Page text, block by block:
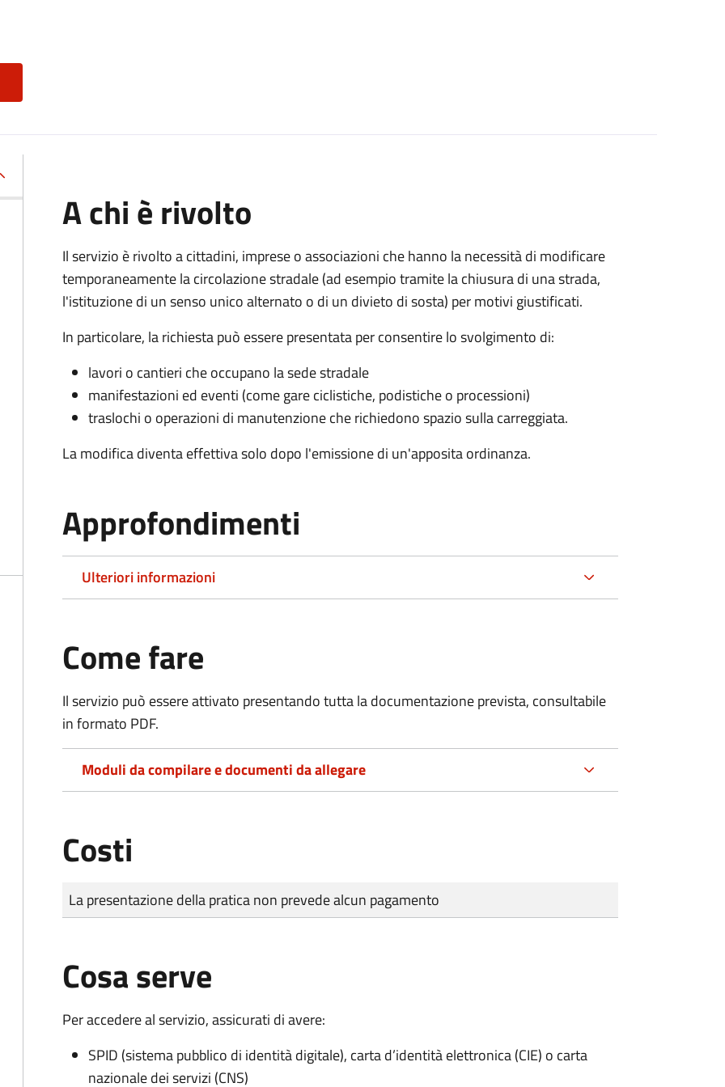
A chi è rivolto
Il servizio è rivolto a cittadini, imprese o associazioni che hanno la necessità di modificare
temporaneamente la circolazione stradale (ad esempio tramite la chiusura di una strada,
l'istituzione di un senso unico alternato o di un divieto di sosta) per motivi giustificati.
In particolare, la richiesta può essere presentata per consentire lo svolgimento di:
lavori o cantieri che occupano la sede stradale
manifestazioni ed eventi (come gare ciclistiche, podistiche o processioni)
traslochi o operazioni di manutenzione che richiedono spazio sulla carreggiata.
La modifica diventa effettiva solo dopo l'emissione di un'apposita ordinanza.
Approfondimenti
Ulteriori informazioni
Come fare
Il servizio può essere attivato presentando tutta la documentazione prevista, consultabile
in formato PDF.
Moduli da compilare e documenti da allegare
Costi
Tipo di pagamento
Importo
La presentazione della pratica non prevede alcun pagamento
Cosa serve
Per accedere al servizio, assicurati di avere:
SPID (sistema pubblico di identità digitale), carta d’identità elettronica (CIE) o carta
nazionale dei servizi (CNS)